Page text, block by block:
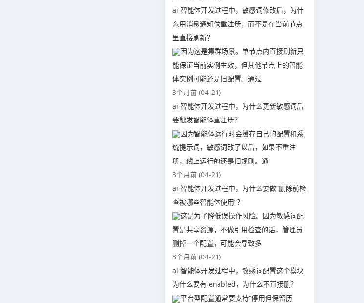
ai 智能体开发过程中，敏感词修改后，为什
么用消息通知做重注册，而不是在当前节点
里直接刷新？
因为这是集群场景。单节点内直接刷新只
能保证当前实例生效，但其他节点上的智能
体实例可能还是旧配置。通过
3个月前 (04-21)
ai 智能体开发过程中，为什么更新敏感词后
要触发智能体重注册？
因为智能体运行时会缓存自己的配置和系
统提示词，敏感词改了以后，如果不重注
册，线上运行的还是旧规则。通
3个月前 (04-21)
ai 智能体开发过程中，为什么要做“删除前检
查被哪些智能体使用”？
这是为了降低误操作风险。因为敏感词配
置是共享资源，不做引用检查的话，管理员
删掉一个配置，可能会导致多
3个月前 (04-21)
ai 智能体开发过程中，敏感词配置这个模块
为什么要有 enabled，为什么不直接删？
平台型配置通常要支持“停用但保留历